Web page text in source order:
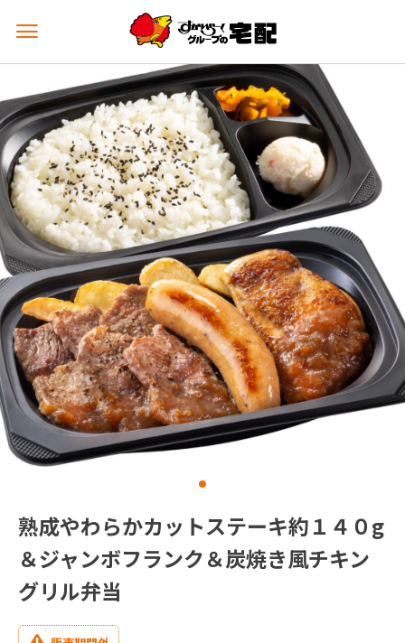
メ
ュ
ー
を
開
く
熟成やわらかカットステーキ約１４０g
＆ジャンボフランク＆炭焼き風チキン
グリル弁当